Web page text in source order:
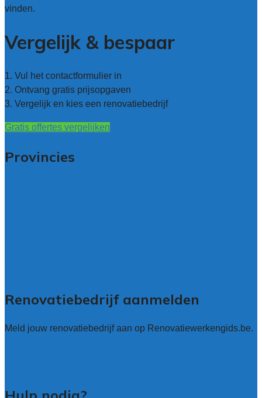
vinden.
Vergelijk & bespaar
1. Vul het contactformulier in
2. Ontvang gratis prijsopgaven
3. Vergelijk en kies een renovatiebedrijf
Gratis offertes vergelijken
Provincies
Renovatiebedrijf aanmelden
Meld jouw renovatiebedrijf aan op Renovatiewerkengids.be.